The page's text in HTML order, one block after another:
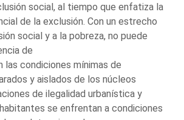
social, al tiempo que enfatiza la
de la exclusión. Con un estrecho
social y a la pobreza, no puede
de
las condiciones mínimas de
y aislados de los núcleos
de ilegalidad urbanística y
se enfrentan a condiciones